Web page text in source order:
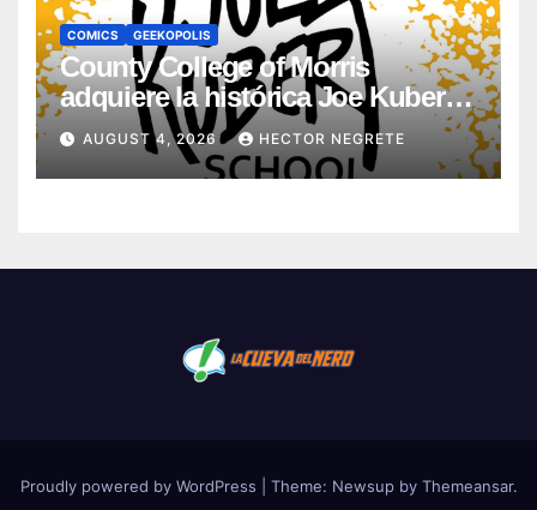
COMICS GEEKOPOLIS
County College of Morris
adquiere la histórica Joe Kubert
School
AUGUST 4, 2026 HECTOR NEGRETE
Proudly powered by WordPress Theme: Newsupby Themeansar.